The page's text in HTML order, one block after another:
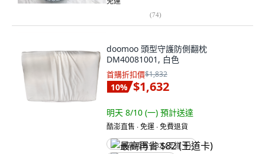
(74)
doomoo 頭型守護防側翻枕
DM40081001, 白色
首購折扣價$1,832
10% $1,632
明天 8/10 (一) 預計送達
酷澎直售 ∙ 免運 ∙ 免費退貨
最高再省 $82 (王道卡)